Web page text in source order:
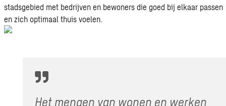
stadsgebied met bedrijven en bewoners die goed bij elkaar passen
en zich optimaal thuis voelen.
Het mengen van wonen en werken